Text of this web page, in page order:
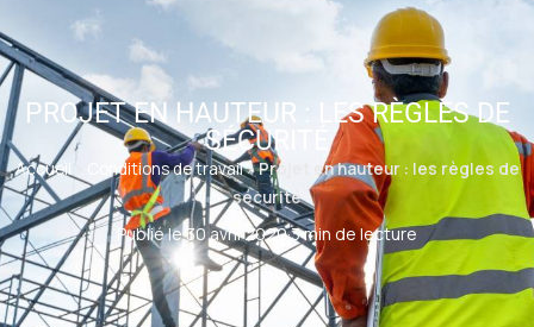
PROJET EN HAUTEUR : LES RÈGLES DE
SÉCURITÉ
Accueil Conditions de travail»Projet en hauteur : les règles de
sécurité
Publié le 30 avril 2020·3 min de lecture